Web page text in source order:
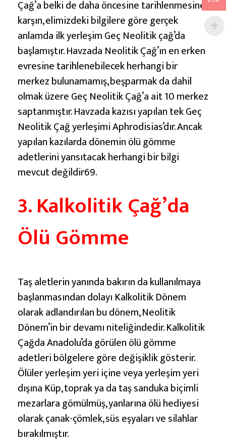
Çağ’a belki de daha öncesine tarihlenmesine
karşın, elimizdeki bilgilere göre gerçek
anlamda ilk yerleşim Geç Neolitik çağ’da
başlamıştır. Havzada Neolitik Çağ’ın en erken
evresine tarihlenebilecek herhangi bir
merkez bulunamamış, beşparmak da dahil
olmak üzere Geç Neolitik Çağ’a ait 10 merkez
saptanmıştır. Havzada kazısı yapılan tek Geç
Neolitik Çağ yerleşimi Aphrodisias’dır. Ancak
yapılan kazılarda dönemin ölü gömme
adetlerini yansıtacak herhangi bir bilgi
mevcut değildir69.
3. Kalkolitik Çağ’da
Ölü Gömme
Taş aletlerin yanında bakırın da kullanılmaya
başlanmasından dolayı Kalkolitik Dönem
olarak adlandırılan bu dönem, Neolitik
Dönem’in bir devamı niteliğindedir. Kalkolitik
Çağda Anadolu’da görülen ölü gömme
adetleri bölgelere göre değişiklik gösterir.
Ölüler yerleşim yeri içine veya yerleşim yeri
dışına Küp, toprak ya da taş sanduka biçimli
mezarlara gömülmüş, yanlarına ölü hediyesi
olarak çanak-çömlek, süs eşyaları ve silahlar
bırakılmıştır.